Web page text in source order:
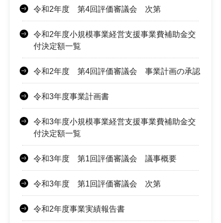
令和2年度 第4回評価審議会 次第
令和2年度小規模事業経営支援事業費補助金交
付決定額一覧
令和2年度 第4回評価審議会 事業計画の承認
令和3年度事業計画書
令和3年度小規模事業経営支援事業費補助金交
付決定額一覧
令和3年度 第1回評価審議会 議事概要
令和3年度 第1回評価審議会 次第
令和2年度事業実績報告書